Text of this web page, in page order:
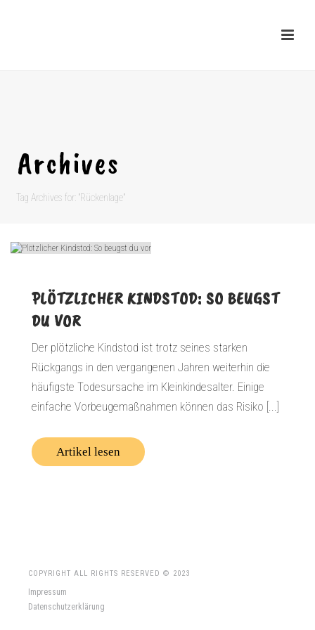
Archives
Tag Archives for: "Rückenlage"
PLÖTZLICHER KINDSTOD: SO BEUGST
DU VOR
Der plötzliche Kindstod ist trotz seines starken
Rückgangs in den vergangenen Jahren weiterhin die
häufigste Todesursache im Kleinkindesalter. Einige
einfache Vorbeugemaßnahmen können das Risiko [...]
Artikel lesen
COPYRIGHT ALL RIGHTS RESERVED © 2023
Impressum
Datenschutzerklärung